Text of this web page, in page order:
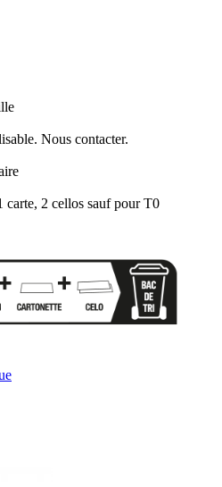
Nous contacter.
carte, 2 cellos sauf pour T0